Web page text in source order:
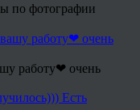
по фотографии
работу❤ очень